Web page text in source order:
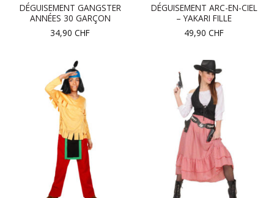
DÉGUISEMENT GANGSTER
ANNÉES 30 GARÇON
34,90 CHF
DÉGUISEMENT ARC-EN-CIEL
– YAKARI FILLE
49,90 CHF